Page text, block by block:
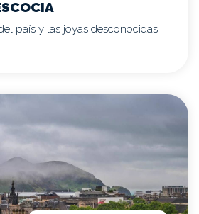
país y las joyas desconocidas